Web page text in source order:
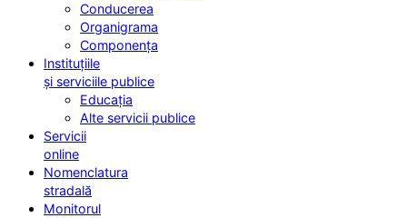
Conducerea
Organigrama
Componența
Instituțiile
și serviciile publice
Educația
Alte servicii publice
Servicii
online
Nomenclatura
stradală
Monitorul